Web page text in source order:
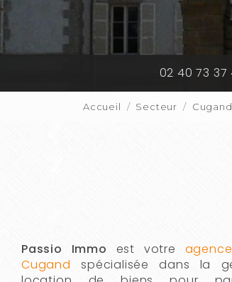
02 40 73 37
Accueil Secteur Cugand
Passio Immo est votre
Cugand spécialisée dans la